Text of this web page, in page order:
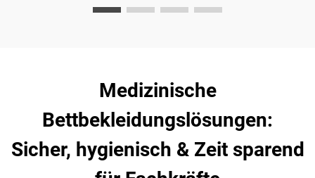
Medizinische
Bettbekleidungslösungen:
Sicher, hygienisch & Zeit sparend